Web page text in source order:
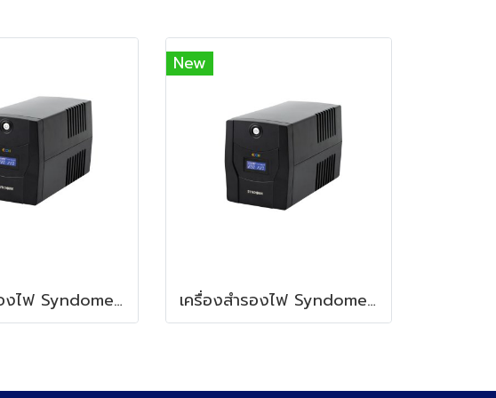
เครื่องสำรองไฟ Syndome ECO II-1K (1000VA/600Watt) LCD
New
เครื่องสำรองไฟ Syndome ECO II-2.2K LCD (2000VA/1200Watt)